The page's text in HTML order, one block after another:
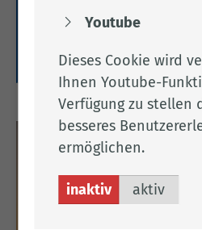
Gründer*innen mit
Weitere
Youtube
Dieses Cookie wird
Ihnen Youtube-
Verfügung zu stellen
besseres
ermöglichen.
inaktiv aktiv